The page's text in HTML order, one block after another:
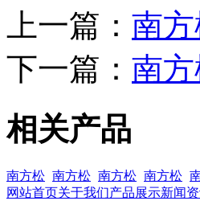
上一篇： 南
下一篇： 南
相关产品
南方松 南方松 南方松 南方松
网站首页关于我们产品展示新闻